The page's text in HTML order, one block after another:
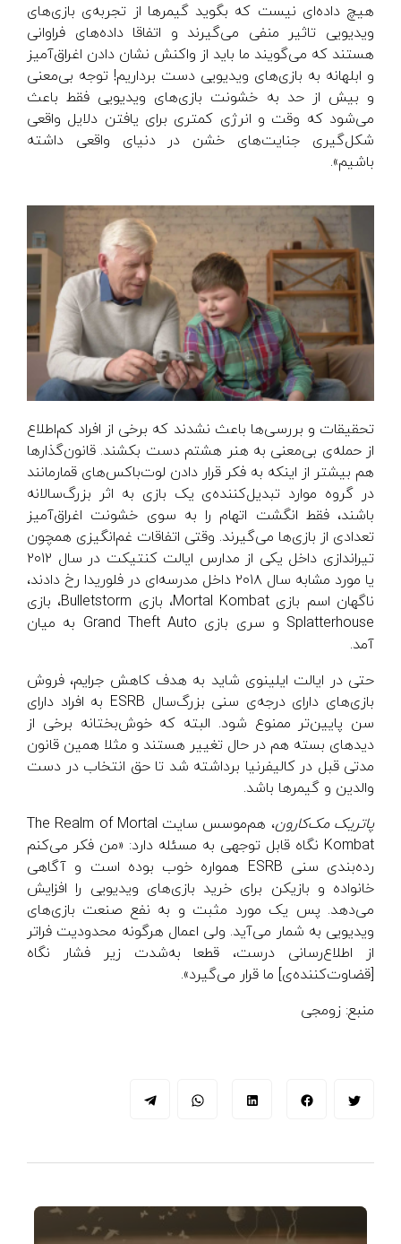
هیچ داده‌ای نیست که بگوید گیمرها از تجربه‌ی بازی‌های
ویدیویی تاثیر منفی می‌گیرند و اتفاقا داده‌های فراوانی
هستند که می‌گویند ما باید از واکنش نشان دادن اغراق‌آمیز
و ابلهانه به بازی‌های ویدیویی دست برداریم! توجه بی‌معنی
و بیش از حد به خشونت بازی‌های ویدیویی فقط باعث
می‌شود که وقت و انرژی کمتری برای یافتن دلایل واقعی
شکل‌گیری جنایت‌های خشن در دنیای واقعی داشته
باشیم».
تحقیقات و بررسی‌ها باعث نشدند که برخی از افراد کم‌اطلاع
از حمله‌ی بی‌معنی به هنر هشتم دست بکشند. قانون‌گذارها
هم بیشتر از اینکه به فکر قرار دادن لوت‌باکس‌های قمارمانند
در گروه موارد تبدیل‌کننده‌ی یک بازی به اثر بزرگ‌سالانه
باشند، فقط انگشت اتهام را به سوی خشونت اغراق‌آمیز
تعدادی از بازی‌ها می‌گیرند. وقتی اتفاقات غم‌انگیزی همچون
تیراندازی داخل یکی از مدارس ایالت کنتیکت در سال ۲۰۱۲
یا مورد مشابه سال ۲۰۱۸ داخل مدرسه‌ای در فلوریدا رخ دادند،
ناگهان اسم بازی Mortal Kombat، بازی Bulletstorm، بازی
Splatterhouse و سری بازی Grand Theft Auto به میان
آمد.
حتی در ایالت ایلینوی شاید به هدف کاهش جرایم، فروش
بازی‌های دارای درجه‌ی سنی بزرگ‌سال ESRB به افراد دارای
سن پایین‌تر ممنوع شود. البته که خوش‌بختانه برخی از
دیدهای بسته هم در حال تغییر هستند و مثلا همین قانون
مدتی قبل در کالیفرنیا برداشته شد تا حق انتخاب در دست
والدین و گیمرها باشد.
پاتریک مک‌کارون
، هم‌موسس سایت The Realm of Mortal
Kombat نگاه قابل توجهی به مسئله دارد: «من فکر می‌کنم
رده‌بندی سنی ESRB همواره خوب بوده است و آگاهی
خانواده و بازیکن برای خرید بازی‌های ویدیویی را افزایش
می‌دهد. پس یک مورد مثبت و به نفع صنعت بازی‌های
ویدیویی به شمار می‌آید. ولی اعمال هرگونه محدودیت فراتر
از اطلاع‌رسانی درست، قطعا به‌شدت زیر فشار نگاه
[قضاوت‌کننده‌ی] ما قرار می‌گیرد».
منبع: زومجی